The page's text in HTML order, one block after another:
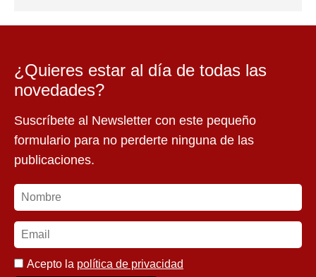
¿Quieres estar al día de todas las
novedades?
Suscríbete al Newsletter con este pequeño
formulario para no perderte ninguna de las
publicaciones.
Acepto la política de privacidad